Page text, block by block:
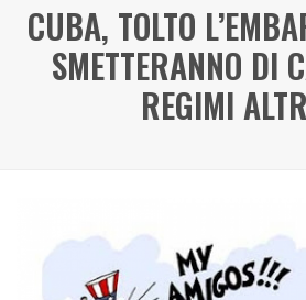
CUBA, TOLTO
SMETTERANNO DI
REGIMI